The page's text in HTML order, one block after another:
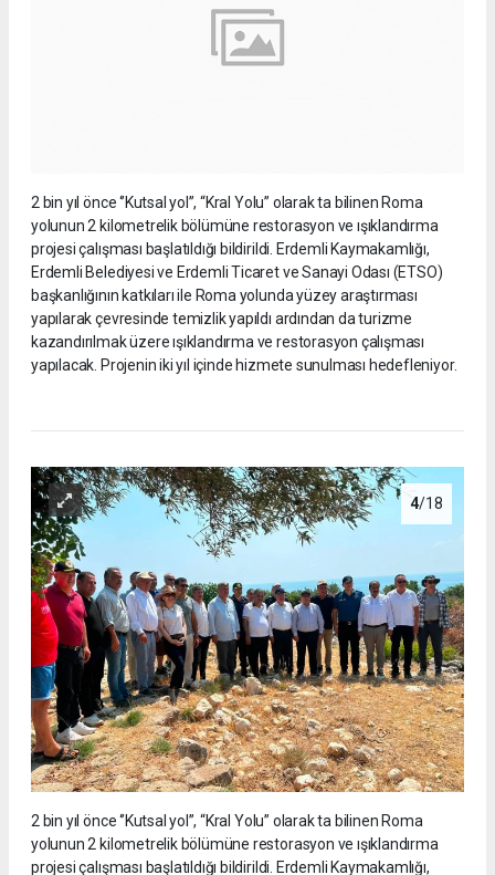
2 bin yıl önce ‘’Kutsal yol’’, “Kral Yolu” olarak ta bilinen Roma
yolunun 2 kilometrelik bölümüne restorasyon ve ışıklandırma
projesi çalışması başlatıldığı bildirildi. Erdemli Kaymakamlığı,
Erdemli Belediyesi ve Erdemli Ticaret ve Sanayi Odası (ETSO)
başkanlığının katkıları ile Roma yolunda yüzey araştırması
yapılarak çevresinde temizlik yapıldı ardından da turizme
kazandırılmak üzere ışıklandırma ve restorasyon çalışması
yapılacak. Projenin iki yıl içinde hizmete sunulması hedefleniyor.
4/18
2 bin yıl önce ‘’Kutsal yol’’, “Kral Yolu” olarak ta bilinen Roma
yolunun 2 kilometrelik bölümüne restorasyon ve ışıklandırma
projesi çalışması başlatıldığı bildirildi. Erdemli Kaymakamlığı,